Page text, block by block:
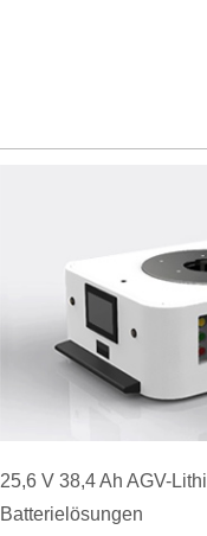
25,6 V 38,4 Ah AGV-
Batterielösungen